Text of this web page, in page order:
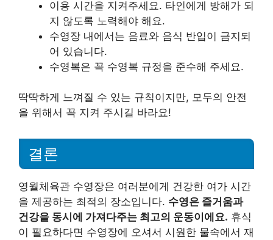
이용 시간을 지켜주세요. 타인에게 방해가 되
지 않도록 노력해야 해요.
수영장 내에서는 음료와 음식 반입이 금지되
어 있습니다.
수영복은 꼭 수영복 규정을 준수해 주세요.
딱딱하게 느껴질 수 있는 규칙이지만, 모두의 안전
을 위해서 꼭 지켜 주시길 바라요!
결론
영월체육관 수영장은 여러분에게 건강한 여가 시간
을 제공하는 최적의 장소입니다. 수영은 즐거움과
건강을 동시에 가져다주는 최고의 운동이에요. 휴식
이 필요하다면 수영장에 오셔서 시원한 물속에서 재